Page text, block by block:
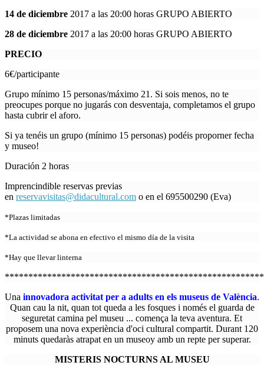
14 de diciembre 2017 a las 20:00 horas GRUPO ABIERTO
28 de diciembre 2017 a las 20:00 horas GRUPO ABIERTO
PRECIO
6€/participante
Grupo mínimo 15 personas/máximo 21. Si sois menos, no te
preocupes porque no jugarás con desventaja, completamos el grupo
hasta cubrir el aforo.
Si ya tenéis un grupo (mínimo 15 personas) podéis proporner fecha
y museo!
Duración 2 horas
Imprencindible reservas previas
en reservavisitas@didacultural.com o en el 695500290 (Eva)
*Plazas limitadas
*La actividad se abona en efectivo el mismo día de la visita
*Hay que llevar linterna
Una innovadora activitat per a adults en els museus de València.
Quan cau la nit, quan tot queda a les fosques i només el guarda de
seguretat camina pel museu ... comença la teva aventura. Et
proposem una nova experiència d'oci cultural compartit. Durant 120
minuts quedaràs atrapat en un museoy amb un repte per superar.
MISTERIS NOCTURNS AL MUSEU